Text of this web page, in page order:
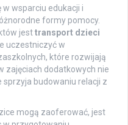
wsparciu edukacji i
formy pomocy.
jesttransport dzieci
uczestniczyć w
które rozwijają
zajęciach dodatkowych nie
budowaniu relacji z
mogą zaoferować, jest